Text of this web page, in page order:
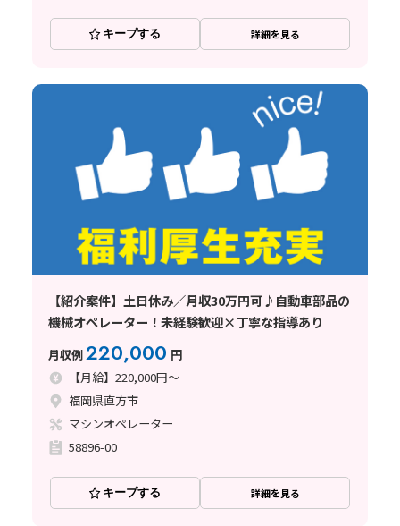
キープする 詳細を見る
【紹介案件】土日休み／月収30万円可♪自動車部品の
機械オペレーター！未経験歓迎×丁寧な指導あり
月収例220,000 円
【月給】220,000円～
福岡県直方市
マシンオペレーター
58896-00
キープする 詳細を見る